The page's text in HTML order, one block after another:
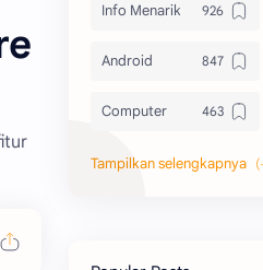
Info Menarik
Android
Computer
Komputer
Canon